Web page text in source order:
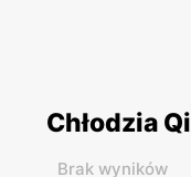
Chłodzia
Brak wyników